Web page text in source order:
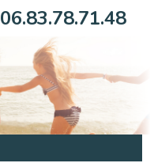
06.83.78.71.48